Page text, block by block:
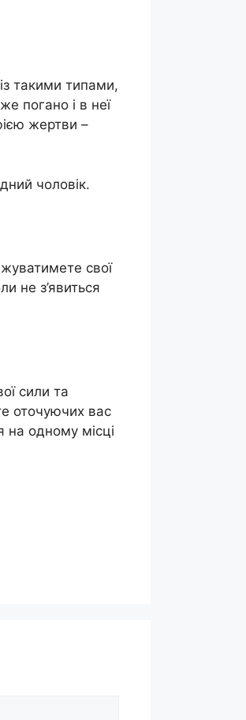
такими типами,
погано і в неї
жертви –
чоловік.
свої
не з’явиться
сили та
оточуючих вас
одному місці